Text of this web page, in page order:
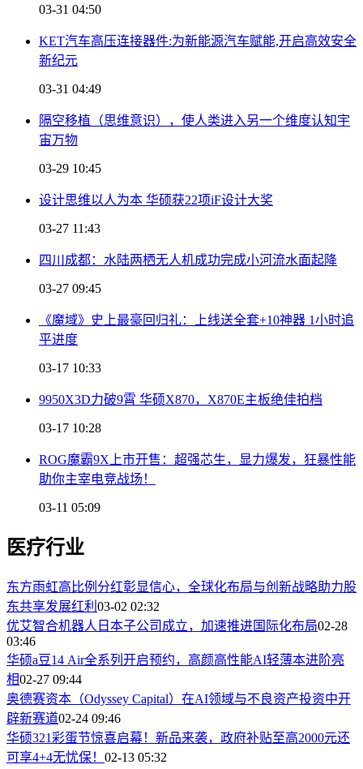
03-31 04:50
KET汽车高压连接器件:为新能源汽车赋能,开启高效安全
新纪元
03-31 04:49
隔空移植（思维意识），使人类进入另一个维度认知宇
宙万物
03-29 10:45
设计思维以人为本 华硕获22项iF设计大奖
03-27 11:43
四川成都：水陆两栖无人机成功完成小河流水面起降
03-27 09:45
《魔域》史上最豪回归礼：上线送全套+10神器 1小时追
平进度
03-17 10:33
9950X3D力破9霄 华硕X870，X870E主板绝佳拍档
03-17 10:28
ROG魔霸9X上市开售：超强芯生，显力爆发，狂暴性能
助你主宰电竞战场！
03-11 05:09
医疗行业
东方雨虹高比例分红彰显信心，全球化布局与创新战略助力股
东共享发展红利 03-02 02:32
优艾智合机器人日本子公司成立，加速推进国际化布局02-28
03:46
华硕a豆14 Air全系列开启预约，高颜高性能AI轻薄本进阶亮
相02-27 09:44
奥德赛资本（Odyssey Capital）在AI领域与不良资产投资中开
辟新赛道02-24 09:46
华硕321彩蛋节惊喜启幕！新品来袭，政府补贴至高2000元还
可享4+4无忧保！ 02-13 05:32